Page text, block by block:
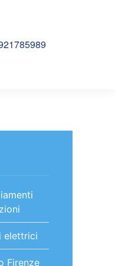
elettrici
Firenze